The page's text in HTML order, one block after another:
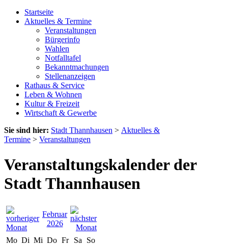
Startseite
Aktuelles & Termine
Veranstaltungen
Bürgerinfo
Wahlen
Notfalltafel
Bekanntmachungen
Stellenanzeigen
Rathaus & Service
Leben & Wohnen
Kultur & Freizeit
Wirtschaft & Gewerbe
Sie sind hier: Stadt Thannhausen > Aktuelles &
Termine > Veranstaltungen
Veranstaltungskalender der
Stadt Thannhausen
Februar
2026
Mo Di Mi Do Fr Sa
So